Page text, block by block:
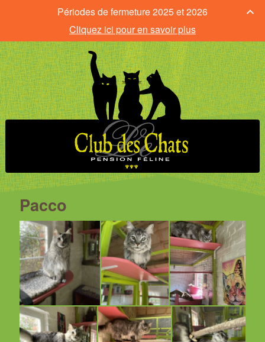
Pacco
Périodes de fermeture 2025 et 2026
Cliquez ici pour en savoir plus